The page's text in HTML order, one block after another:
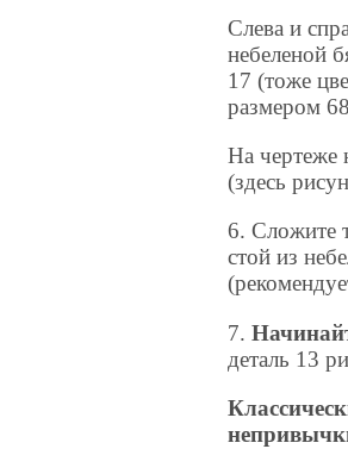
Слева и
небеленой
17 (тоже
размером
На чертеже
(здесь
6. Сложите
стой из
7.
деталь 13